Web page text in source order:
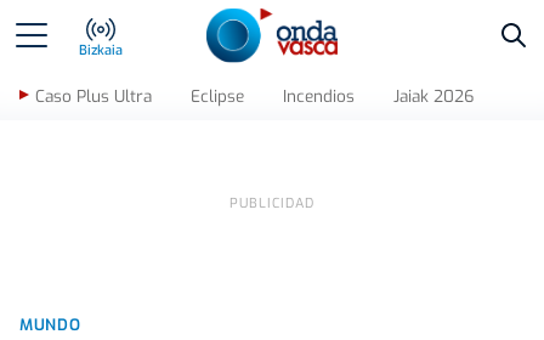
Bizkaia
Caso Plus Ultra Eclipse Incendios Jaiak 2026
MUNDO